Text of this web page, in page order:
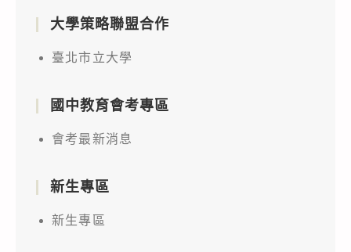
大學策略聯盟合作
臺北市立大學
國中教育會考專區
會考最新消息
新生專區
新生專區